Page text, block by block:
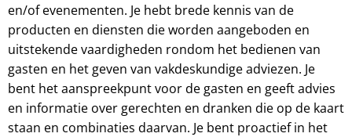
en/of evenementen. Je hebt brede kennis van de
producten en diensten die worden aangeboden en
uitstekende vaardigheden rondom het bedienen van
gasten en het geven van vakdeskundige adviezen. Je
bent het aanspreekpunt voor de gasten en geeft advies
en informatie over gerechten en dranken die op de kaart
staan en combinaties daarvan. Je bent proactief in het